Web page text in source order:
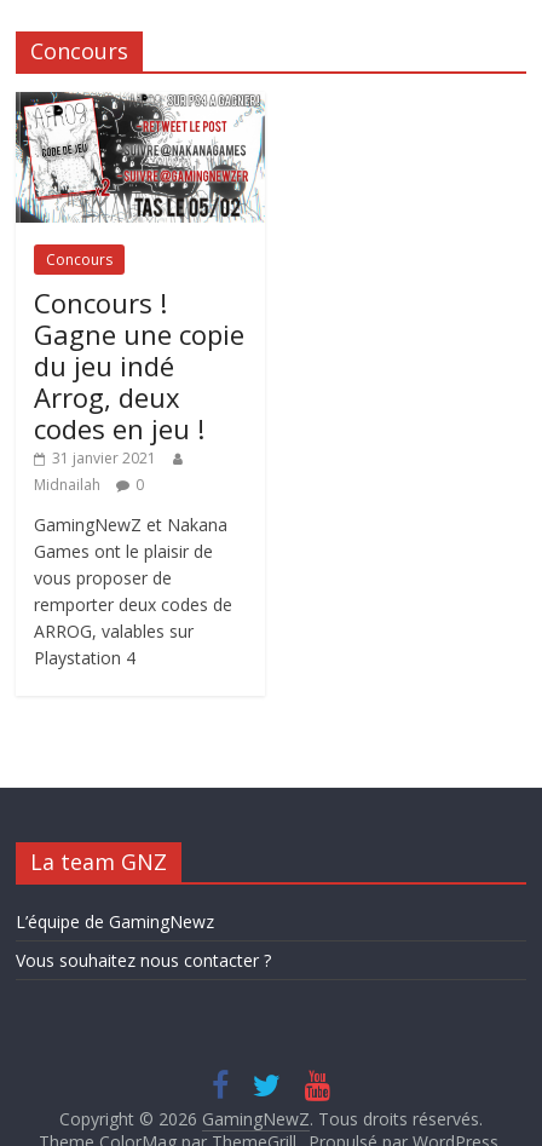
Concours
Concours
Concours !
Gagne une copie
du jeu indé
Arrog, deux
codes en jeu !
31 janvier 2021
Midnailah
0
GamingNewZ et Nakana
Games ont le plaisir de
vous proposer de
remporter deux codes de
ARROG, valables sur
Playstation 4
La team GNZ
L’équipe de GamingNewz
Vous souhaitez nous contacter ?
Copyright © 2026 GamingNewZ. Tous droits réservés.